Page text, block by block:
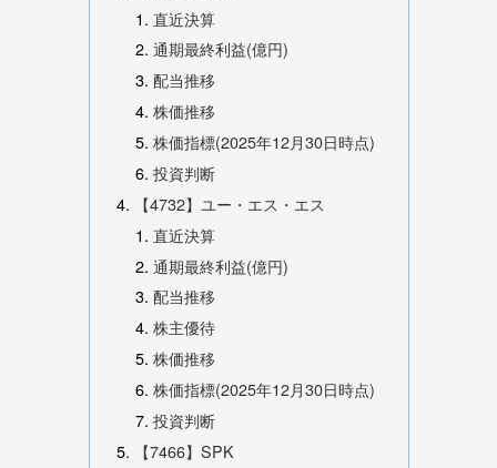
直近決算
通期最終利益(億円)
配当推移
株価推移
株価指標(2025年12月30日時点)
投資判断
【4732】ユー・エス・エス
直近決算
通期最終利益(億円)
配当推移
株主優待
株価推移
株価指標(2025年12月30日時点)
投資判断
【7466】SPK